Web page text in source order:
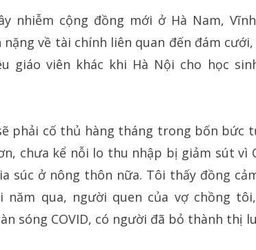
nhiễm cộng đồng mới ở Hà Nam,
về tài chính liên quan đến đám
giáo viên khác khi Hà Nội cho học
phải cố thủ hàng tháng trong bốn bức
chưa kể nỗi lo thu nhập bị giảm sút vì
súc ở nông thôn nữa. Tôi thấy đồng
năm qua, người quen của vợ chồng
sóng COVID, có người đã bỏ thành thị